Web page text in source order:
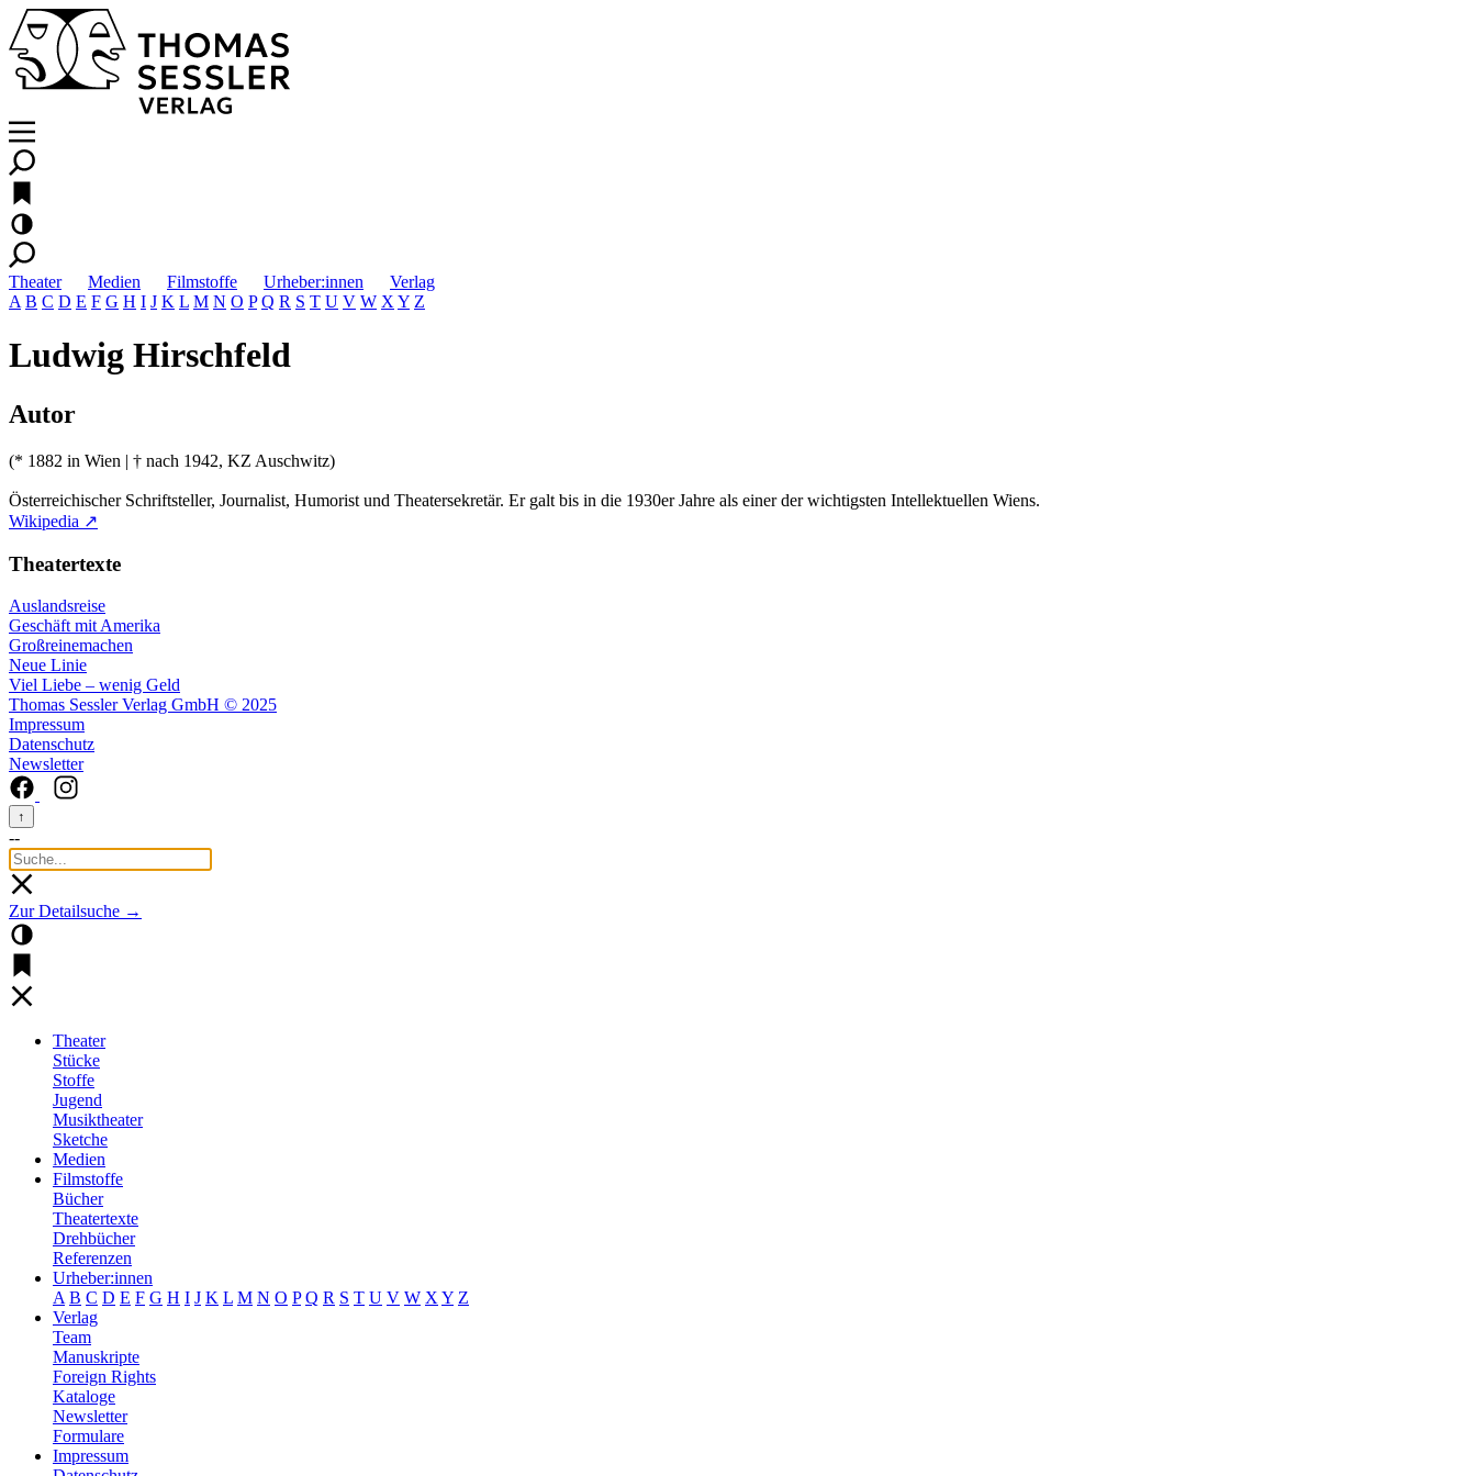
Theater Medien Filmstoffe Urheber:innen
Verlag
A B C D E F G H I J K L M N O P Q R S T U V W X Y Z
Ludwig Hirschfeld
Autor
(* 1882 in Wien | † nach 1942, KZ Auschwitz)
Österreichischer Schriftsteller, Journalist, Humorist und Theatersekretär. Er galt bis in die 1930er Jahre als einer der wichtigsten Intellektuellen Wiens.
Wikipedia ↗
Theatertexte
Auslandsreise
Geschäft mit Amerika
Großreinemachen
Neue Linie
Viel Liebe – wenig Geld
Thomas Sessler Verlag GmbH © 2025
Impressum
Datenschutz
Newsletter
↑
--
Zur Detailsuche →
Theater
Stücke
Stoffe
Jugend
Musiktheater
Sketche
Medien
Filmstoffe
Bücher
Theatertexte
Drehbücher
Referenzen
Urheber:innen
A B C D E F G H I J K L M N O P Q R S T U V W X Y Z
Verlag
Team
Manuskripte
Foreign Rights
Kataloge
Newsletter
Formulare
Impressum